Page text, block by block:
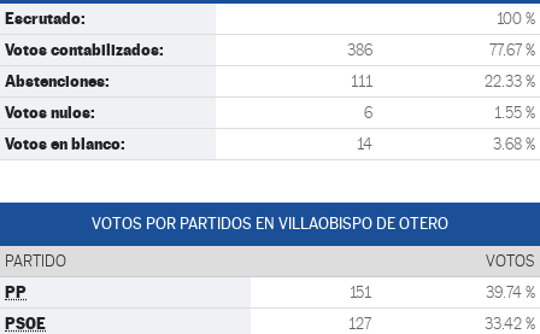
Escrutado: 100 %
Votos contabilizados: 386 77.67 %
Abstenciones: 111 22.33 %
Votos nulos: 6 1.55 %
Votos en blanco: 14 3.68 %
VOTOS POR PARTIDOS EN VILLAOBISPO DE OTERO
PARTIDO VOTOS
PP 151 39.74 %
PSOE 127 33.42 %